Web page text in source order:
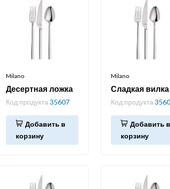
Milano
Десертная ложка
Код продукта35607
Добавить в
корзину
Milano
Сладкая вилка
Код продукта
Добавить
корзину